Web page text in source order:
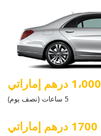
1،000 درهم إماراتي
5 ساعات (نصف يوم)
1700 درهم إماراتي